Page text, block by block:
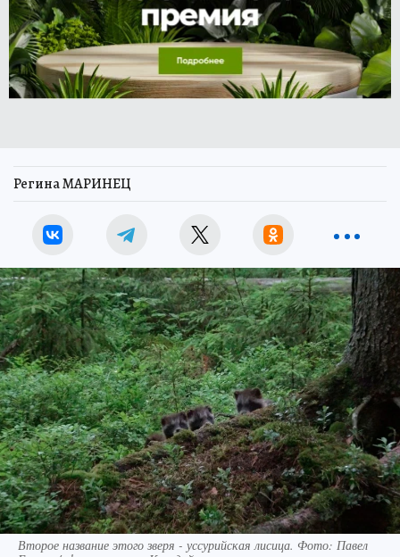
Регина МАРИНЕЦ
Второе название этого зверя - уссурийская лисица. Фото: Павел